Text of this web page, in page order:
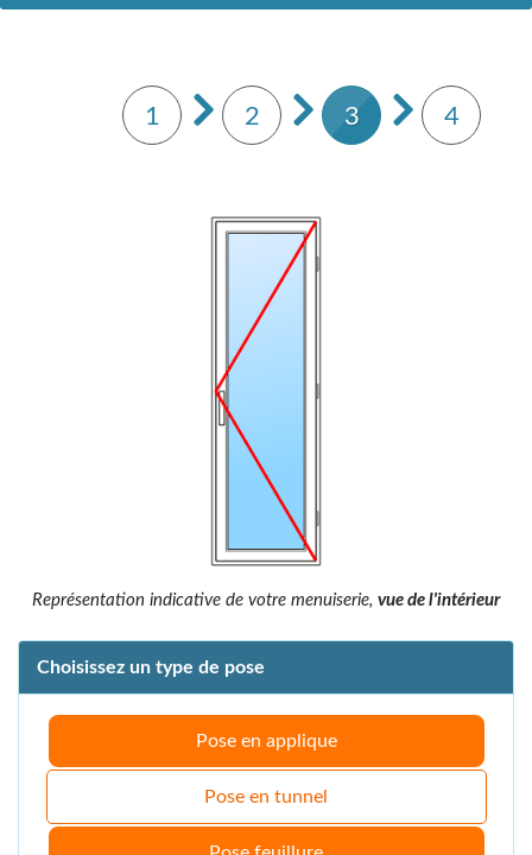
1 2 3 4
Représentation indicative de votre menuiserie, vue de l'intérieur
Choisissez un type de pose
Pose en applique
Pose en tunnel